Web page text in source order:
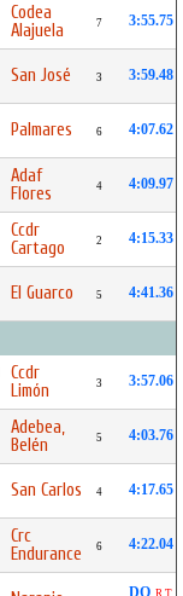
Codea
Alajuela
7 3:55.75
San José 3 3:59.48
Palmares 6 4:07.62
Adaf
Flores
4 4:09.97
Ccdr
Cartago
2 4:15.33
El Guarco 5 4:41.36
Ccdr
Limón
3 3:57.06
Adebea,
Belén
5 4:03.76
San Carlos 4 4:17.65
Crc
Endurance
6 4:22.04
DQ R.T.